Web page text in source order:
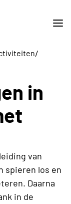
/
in
van
spieren los en
Daarna
in de